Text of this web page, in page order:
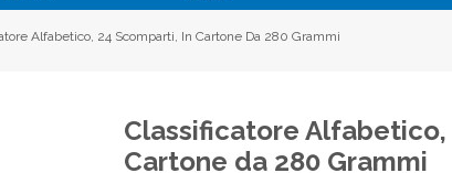
Alfabetico, 24 Scomparti, In Cartone Da 280 Grammi
Classificatore Alfabetico,
Cartone da 280 Grammi